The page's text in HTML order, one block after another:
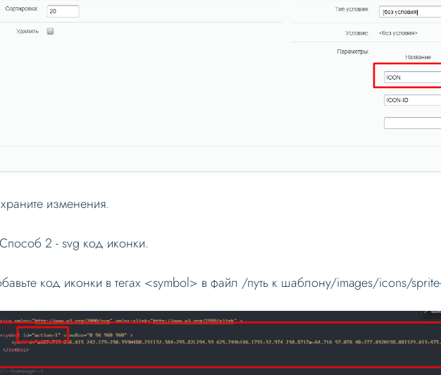
изменения.
2 - svg код иконки.
код иконки в тегах <symbol> в файл /путь к шаблону/images/icons/